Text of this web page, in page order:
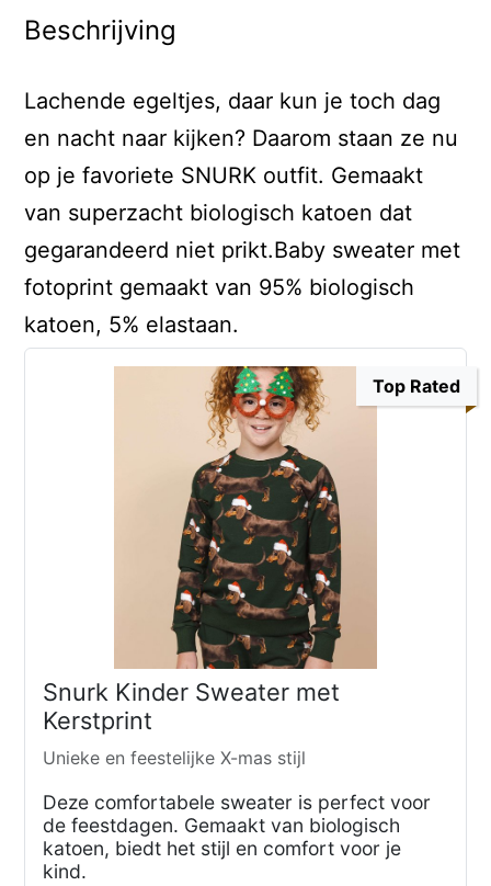
Beschrijving
Lachende egeltjes, daar kun je toch dag
en nacht naar kijken? Daarom staan ze nu
op je favoriete SNURK outfit. Gemaakt
van superzacht biologisch katoen dat
gegarandeerd niet prikt.Baby sweater met
fotoprint gemaakt van 95% biologisch
katoen, 5% elastaan.
Top Rated
Snurk Kinder Sweater met
Kerstprint
Unieke en feestelijke X-mas stijl
Deze comfortabele sweater is perfect voor
de feestdagen. Gemaakt van biologisch
katoen, biedt het stijl en comfort voor je
kind.